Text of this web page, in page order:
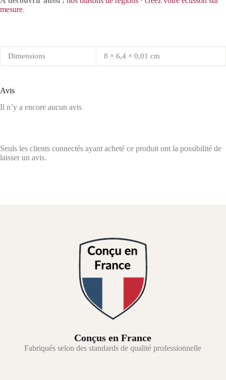
mesure.
Dimensions 8 × 6,4 × 0,01 cm
Avis
Il n’y a encore aucun avis
Seuls les clients connectés ayant acheté ce produit ont la possibilité de
laisser un avis.
Conçus en France
Fabriqués selon des standards de qualité professionnelle